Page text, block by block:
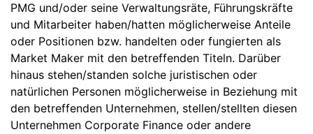
PMG und/oder seine Verwaltungsräte, Führungskräfte
und Mitarbeiter haben/hatten möglicherweise Anteile
oder Positionen bzw. handelten oder fungierten als
Market Maker mit den betreffenden Titeln. Darüber
hinaus stehen/standen solche juristischen oder
natürlichen Personen möglicherweise in Beziehung mit
den betreffenden Unternehmen, stellen/stellten diesen
Unternehmen Corporate Finance oder andere